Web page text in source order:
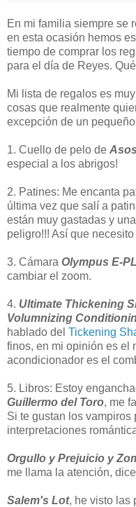
En mi familia siempre se
en esta ocasión hemos
tiempo de comprar los
para el día de Reyes.
Mi lista de regalos es
cosas que realmente
excepción de un
1. Cuello de pelo de Asos
especial a los abrigos!
2. Patines: Me encanta
última vez que salí a
están muy gastadas y
peligro!!! Así que
3. Cámara Olympus E-
cambiar el zoom.
4. Ultimate Thickening
Volumnizing
hablado del Tickening
finos, en mi opinión es el
acondicionador es el
5. Libros: Estoy
Guillermo del Toro, me
Si te gustan los vampiros
interpretaciones
Orgullo y Prejuicio y
me llama la atención,
Salem's Lot, he visto las